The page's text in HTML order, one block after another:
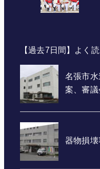
【過去7日間】よく